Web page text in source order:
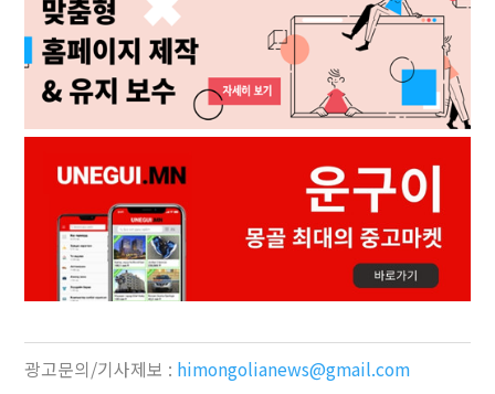
광고문의/기사제보 : himongolianews@gmail.com